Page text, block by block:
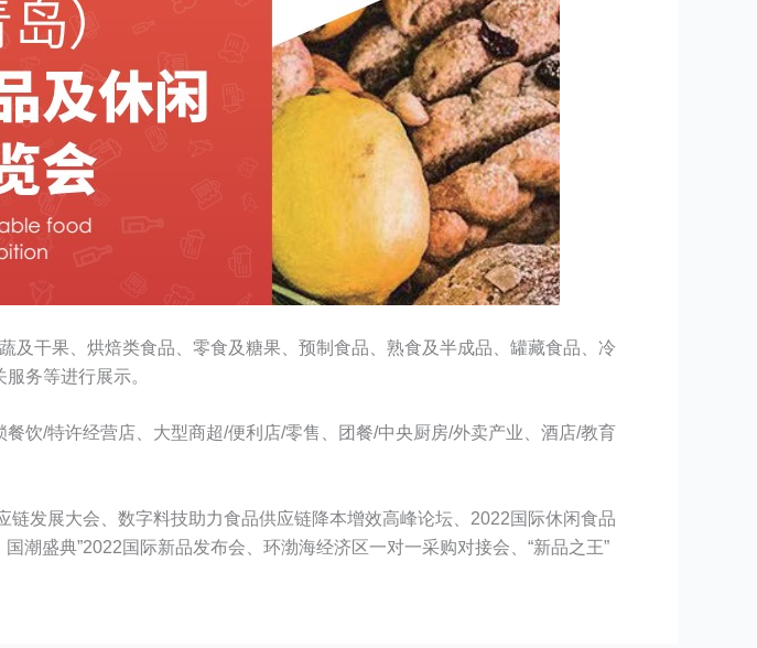
干果、烘焙类食品、零食及糖果、预制食品、熟食及半成品、罐藏食品、冷
务等进行展示。
饮/特许经营店、大型商超/便利店/零售、团餐/中央厨房/外卖产业、酒店/教育
发展大会、数字料技助力食品供应链降本增效高峰论坛、2022国际休闲食品
潮盛典”2022国际新品发布会、环渤海经济区一对一采购对接会、“新品之王”